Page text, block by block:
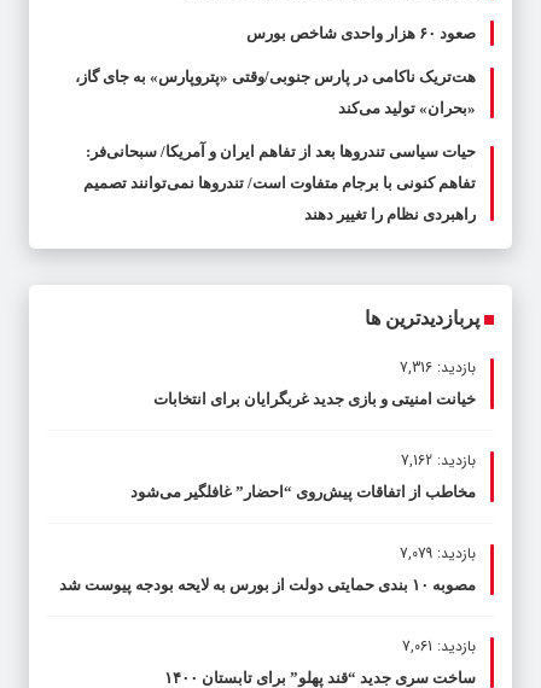
صعود ۶۰ هزار واحدی شاخص بورس
هت‌تریک ناکامی در پارس جنوبی/وقتی «پتروپارس» به جای گاز،
«بحران» تولید می‌کند
حیات سیاسی تندروها بعد از تفاهم ایران و آمریکا/ سبحانی‌فر:
تفاهم کنونی با برجام متفاوت است/ تندروها نمی‌توانند تصمیم
راهبردی نظام را تغییر دهند
پربازدیدترین ها
بازدید: 7,316
خیانت امنیتی و بازی جدید غربگرایان برای انتخابات
بازدید: 7,162
مخاطب از اتفاقات پیش‌روی “احضار” غافلگیر می‌شود
بازدید: 7,079
مصوبه ۱۰ بندی حمایتی دولت از بورس به لایحه بودجه پیوست شد
بازدید: 7,061
ساخت سری جدید “قند پهلو” برای تابستان ۱۴۰۰